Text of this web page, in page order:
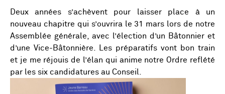
Deux années s’achèvent pour laisser place à un
nouveau chapitre qui s’ouvrira le 31 mars lors de notre
Assemblée générale, avec l’élection d’un Bâtonnier et
d’une Vice-Bâtonnière. Les préparatifs vont bon train
et je me réjouis de l’élan qui anime notre Ordre reflété
par les six candidatures au Conseil.